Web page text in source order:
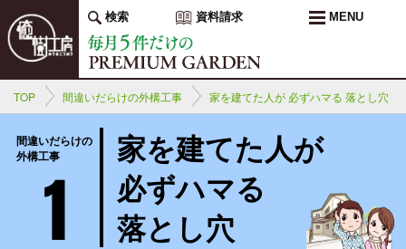
検索 資料請求 MENU
TOP 間違いだらけの外構工事 家を建てた人が 必ずハマる 落とし穴
間違いだらけの
外構工事
家を建てた人が
必ずハマる
落とし穴